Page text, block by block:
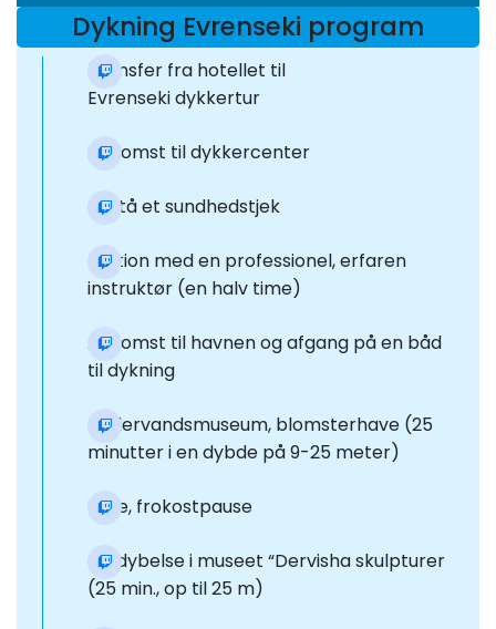
Dykning Evrenseki program
Transfer fra hotellet til
Evrenseki dykkertur
Ankomst til dykkercenter
Bestå et sundhedstjek
Lektion med en professionel, erfaren
instruktør (en halv time)
Ankomst til havnen og afgang på en båd
til dykning
Undervandsmuseum, blomsterhave (25
minutter i en dybde på 9-25 meter)
Hvile, frokostpause
Fordybelse i museet “Dervisha skulpturer
(25 min., op til 25 m)